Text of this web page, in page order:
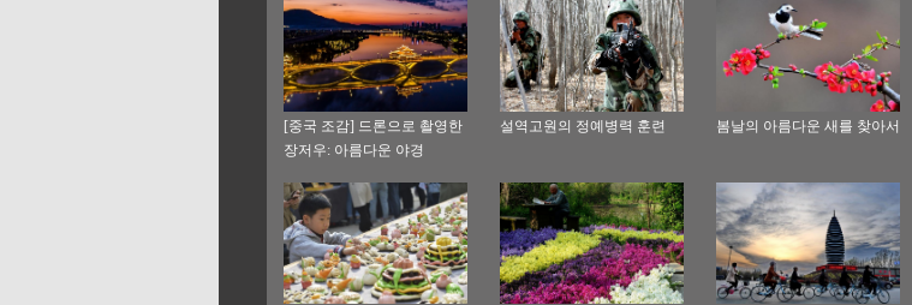
[중국 조감] 드론으로 촬영한
장저우: 아름다운 야경
설역고원의 정예병력 훈련 봄날의 아름다운 새를 찾아서